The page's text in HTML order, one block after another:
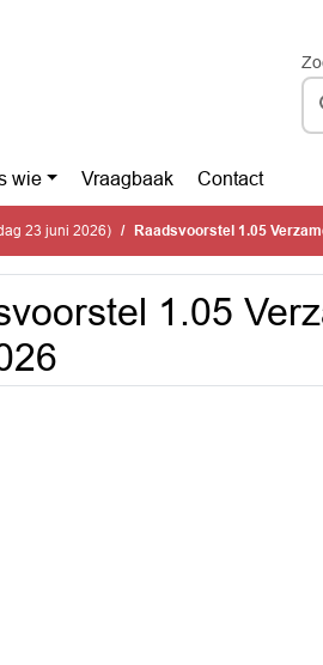
wie Vraagbaak Contact
23 juni 2026) Raadsvoorstel 1.05
1.05